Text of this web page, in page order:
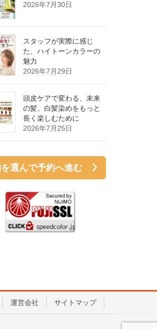
2026年7月30日
スタッフが実際に感じ
た、ハイトーンカラーの
魅力
2026年7月29日
頭皮ケアで変わる、未来
の髪。白髪染めをもっと
長く楽しむために
2026年7月25日
選んで予約へ進む
運営会社 サイトマップ